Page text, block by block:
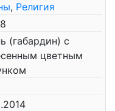
, Религия
(габардин) с
цветным